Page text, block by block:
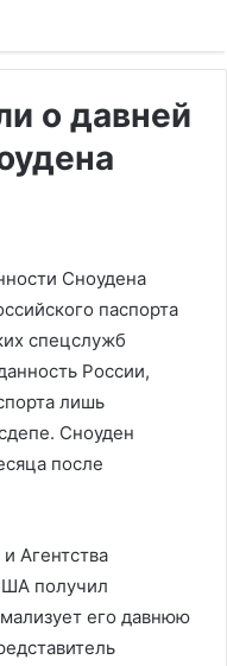
о давней
Сноудена
паспорта
спецслужб
России,
лишь
Сноуден
после
Агентства
получил
его давнюю